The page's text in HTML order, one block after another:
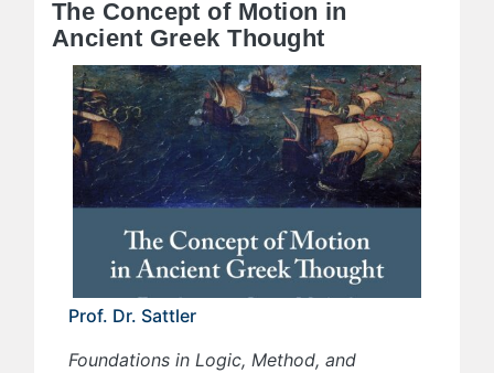
The Concept of Motion in
Ancient Greek Thought
Prof. Dr. Sattler
Foundations in Logic, Method, and